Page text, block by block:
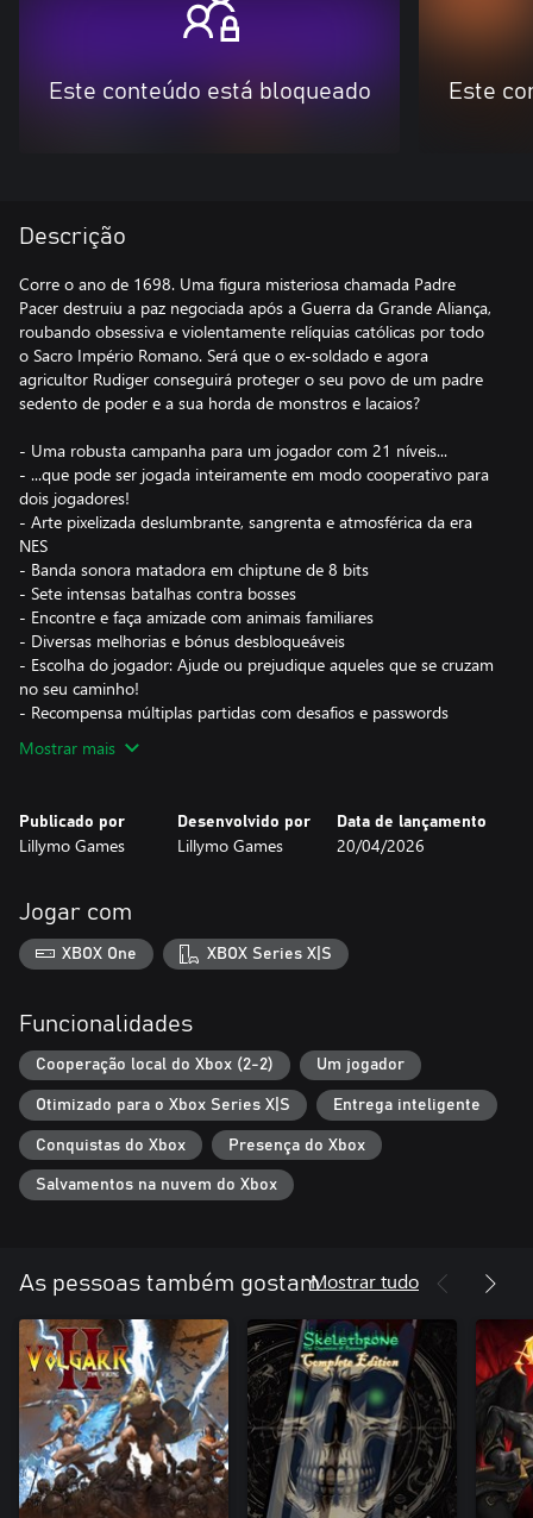
Este conteúdo está bloqueado Este
Descrição
Corre o ano de 1698. Uma figura misteriosa chamada Padre
Pacer destruiu a paz negociada após a Guerra da Grande Aliança,
roubando obsessiva e violentamente relíquias católicas por todo
o Sacro Império Romano. Será que o ex-soldado e agora
agricultor Rudiger conseguirá proteger o seu povo de um padre
sedento de poder e a sua horda de monstros e lacaios?
- Uma robusta campanha para um jogador com 21 níveis...
- ...que pode ser jogada inteiramente em modo cooperativo para
dois jogadores!
- Arte pixelizada deslumbrante, sangrenta e atmosférica da era
NES
- Banda sonora matadora em chiptune de 8 bits
- Sete intensas batalhas contra bosses
- Encontre e faça amizade com animais familiares
- Diversas melhorias e bónus desbloqueáveis
- Escolha do jogador: Ajude ou prejudique aqueles que se cruzam
no seu caminho!
- Recompensa múltiplas partidas com desafios e passwords
Mostrar mais
Publicado por
Lillymo Games
Desenvolvido por
Lillymo Games
Data de lançamento
20/04/2026
Jogar com
XBOX One XBOX Series X|S
Funcionalidades
Cooperação local do Xbox (2-2) Um jogador
Otimizado para o Xbox Series X|S Entrega inteligente
Conquistas do Xbox Presença do Xbox
Salvamentos na nuvem do Xbox
As pessoas também gostamMostrar tudo